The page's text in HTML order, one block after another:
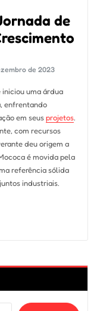
de
de 2023
iniciou uma árdua
enfrentando
em seusprojetos.
com recursos
deu origem a
é movida pela
referência sólida
industriais.